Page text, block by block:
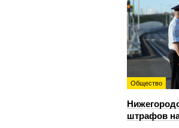
Общество
штрафов